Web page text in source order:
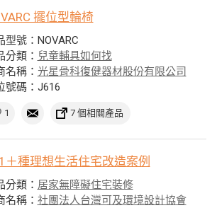
擺位型輪椅
型號：NOVARC
分類： 兒童輔具如何找
名稱： 光星骨科復健器材股份有限公司
號碼：J616
1 7 個相關產品
＋種理想生活住宅改造案例
分類： 居家無障礙住宅裝修
名稱： 社團法人台灣可及環境設計協會